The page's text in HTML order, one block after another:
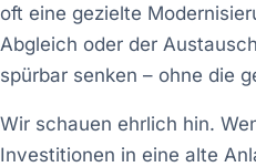
oft eine gezielte
Abgleich oder der
spürbar senken – ohne die
Wir schauen ehrlich hin.
Investitionen in eine alte